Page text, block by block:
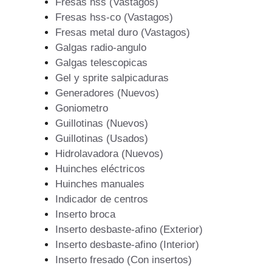
Fresas hss-co (Vastagos)
Fresas metal duro (Vastagos)
Galgas radio-angulo
Galgas telescopicas
Gel y sprite salpicaduras
Generadores (Nuevos)
Goniometro
Guillotinas (Nuevos)
Guillotinas (Usados)
Hidrolavadora (Nuevos)
Huinches eléctricos
Huinches manuales
Indicador de centros
Inserto broca
Inserto desbaste-afino (Exterior)
Inserto desbaste-afino (Interior)
Inserto fresado (Con insertos)